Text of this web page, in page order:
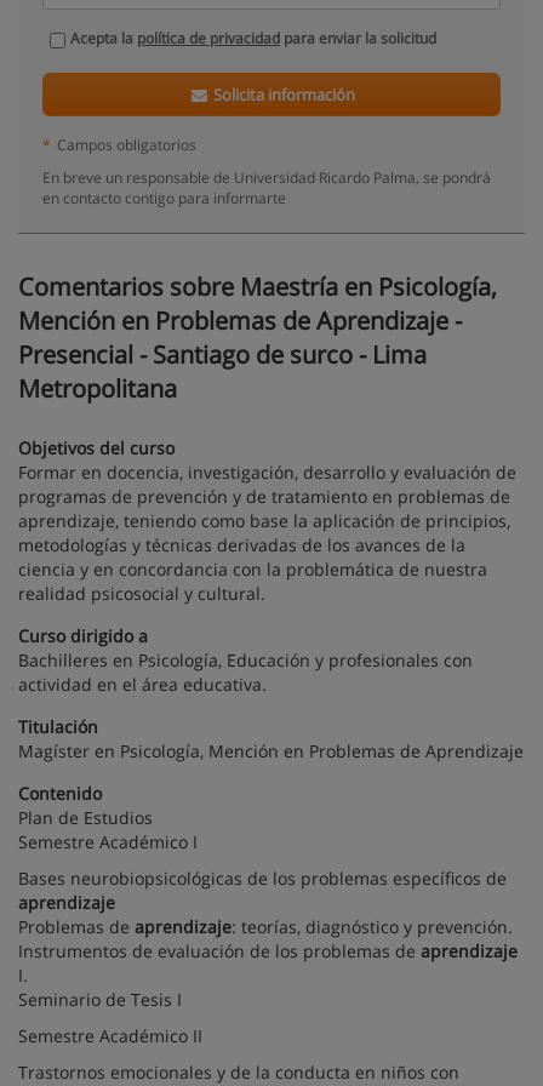
Acepta la política de privacidad para enviar la solicitud
Solicita información
* Campos obligatorios
En breve un responsable de Universidad Ricardo Palma, se pondrá
en contacto contigo para informarte
Comentarios sobre Maestría en Psicología,
Mención en Problemas de Aprendizaje -
Presencial - Santiago de surco - Lima
Metropolitana
Objetivos del curso
Formar en docencia, investigación, desarrollo y evaluación de
programas de prevención y de tratamiento en problemas de
aprendizaje, teniendo como base la aplicación de principios,
metodologías y técnicas derivadas de los avances de la
ciencia y en concordancia con la problemática de nuestra
realidad psicosocial y cultural.
Curso dirigido a
Bachilleres en Psicología, Educación y profesionales con
actividad en el área educativa.
Titulación
Magíster en Psicología, Mención en Problemas de Aprendizaje
Contenido
Plan de Estudios
Semestre Académico I
Bases neurobiopsicológicas de los problemas específicos de
aprendizaje
Problemas de aprendizaje: teorías, diagnóstico y prevención.
Instrumentos de evaluación de los problemas de aprendizaje
I.
Seminario de Tesis I
Semestre Académico II
Trastornos emocionales y de la conducta en niños con